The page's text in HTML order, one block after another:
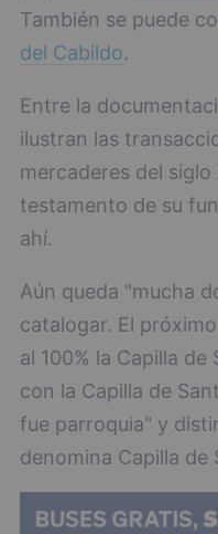
También se puede
del Cabildo.
Entre la
ilustran las
mercaderes del
testamento de su
ahí.
Aún queda "mucha
catalogar. El
al 100% la Capilla
con la Capilla de
fue parroquia" y
denomina Capilla de